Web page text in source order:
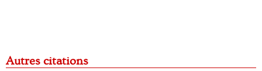
Autres citations